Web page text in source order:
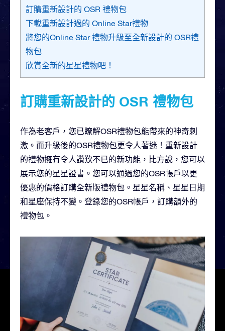
訂購重新設計的 OSR 禮物包
下載重新設計過的 Online Star禮物
將您的Online Star 禮物升級至全新設計的 OSR禮
物包
欣賞全新的星星禮物吧！
訂購重新設計的 OSR 禮物包
作為老客戶，您已瞭解OSR禮物包能帶來的神奇刺
激。而升級後的OSR禮物包更令人著迷！重新設計
的禮物擁有令人讚歎不已的新功能，比方說，您可以
展示您的星星證書。您可以通過您的OSR帳戶以更
優惠的價格訂購全新版禮物包。星星名稱、星星日期
和星座保持不變。登錄您的OSR帳戶，訂購額外的
禮物包。